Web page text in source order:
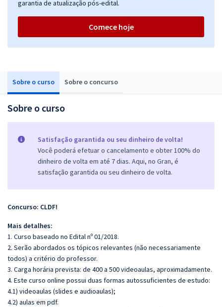
Sobre o curso Sobre o concurso
Sobre o curso
Satisfação garantida ou seu dinheiro de volta!
Você poderá efetuar o cancelamento e obter 100% do
dinheiro de volta em até 7 dias. Aqui, no Gran, é
satisfação garantida ou seu dinheiro de volta.
Concurso: CLDF!
Mais detalhes:
1. Curso baseado no Edital nº 01/2018.
2. Serão abordados os tópicos relevantes (não necessariamente
todos) a critério do professor.
3. Carga horária prevista: de 400 a 500 videoaulas, aproximadamente.
4. Este curso online possui duas formas autossuficientes de estudo:
4.1) videoaulas (slides e audioaulas);
4.2) aulas em pdf.
garantia de atualização pós-edital.
Comece hoje